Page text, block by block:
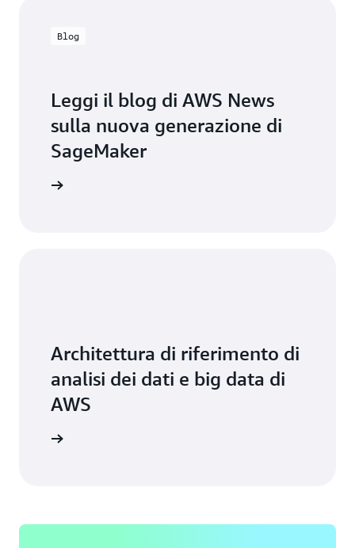
Blog
Leggi il blog di AWS News
sulla nuova generazione di
SageMaker
Architettura di riferimento di
analisi dei dati e big data di
AWS